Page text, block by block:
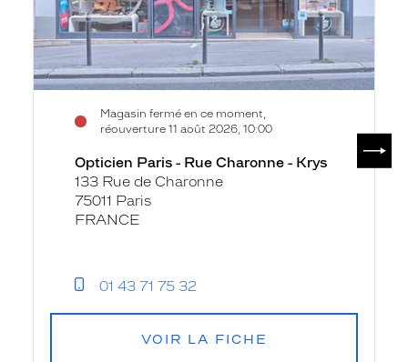
Krys
Magasin fermé en ce moment,
réouverture 11 août 2026, 10:00
Opticien Paris - Rue Charonne - Krys
133 Rue de Charonne
75011 Paris
FRANCE
01 43 71 75 32
VOIR LA FICHE